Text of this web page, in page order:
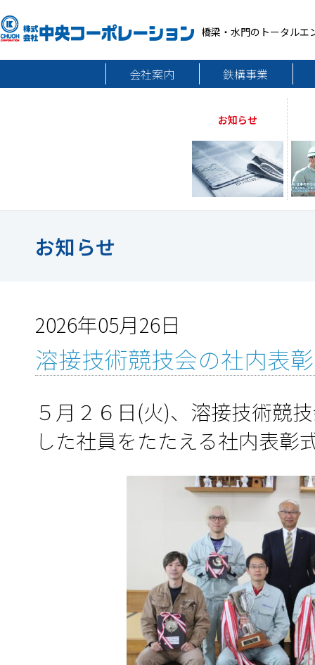
橋梁・水門のトータルエ
会社案内 鉄構事業
お知らせ
お知らせ
2026年05月26日
溶接技術競技会の社内表
５月２６日(火)、溶接技術競
した社員をたたえる社内表彰